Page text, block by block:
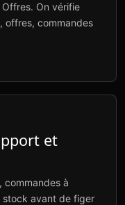
On vérifie
offres, commandes
et
commandes à
stock avant de figer